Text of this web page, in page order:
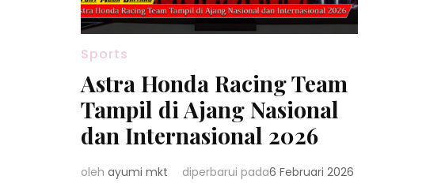
Sports
Astra Honda Racing Team
Tampil di Ajang Nasional
dan Internasional 2026
oleh ayumi mkt diperbarui pada6 Februari 2026